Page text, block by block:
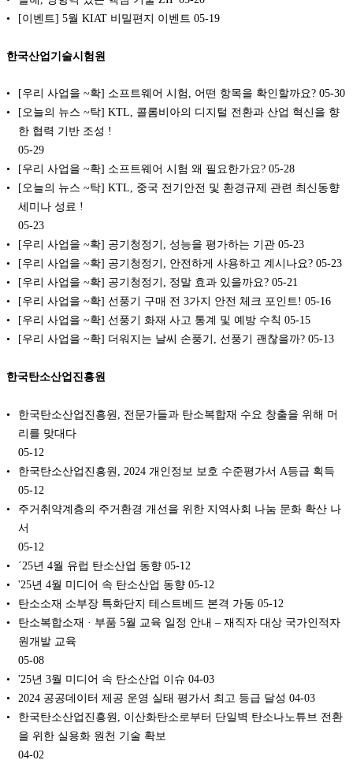
[이벤트] 5월 KIAT 비밀편지 이벤트 05-19
한국산업기술시험원
[우리 사업을 ~확] 소프트웨어 시험, 어떤 항목을 확인할까요? 05-30
[오늘의 뉴스 ~탁] KTL, 콜롬비아의 디지털 전환과 산업 혁신을 향
한 협력 기반 조성 !
05-29
[우리 사업을 ~확] 소프트웨어 시험 왜 필요한가요? 05-28
[오늘의 뉴스 ~탁] KTL, 중국 전기안전 및 환경규제 관련 최신동향
세미나 성료 !
05-23
[우리 사업을 ~확] 공기청정기, 성능을 평가하는 기관 05-23
[우리 사업을 ~확] 공기청정기, 안전하게 사용하고 계시나요? 05-23
[우리 사업을 ~확] 공기청정기, 정말 효과 있을까요? 05-21
[우리 사업을 ~확] 선풍기 구매 전 3가지 안전 체크 포인트! 05-16
[우리 사업을 ~확] 선풍기 화재 사고 통계 및 예방 수칙 05-15
[우리 사업을 ~확] 더워지는 날씨 손풍기, 선풍기 괜찮을까? 05-13
한국탄소산업진흥원
한국탄소산업진흥원, 전문가들과 탄소복합재 수요 창출을 위해 머
리를 맞대다
05-12
한국탄소산업진흥원, 2024 개인정보 보호 수준평가서 A등급 획득
05-12
주거취약계층의 주거환경 개선을 위한 지역사회 나눔 문화 확산 나
서
05-12
´25년 4월 유럽 탄소산업 동향 05-12
'25년 4월 미디어 속 탄소산업 동향 05-12
탄소소재 소부장 특화단지 테스트베드 본격 가동 05-12
탄소복합소재 · 부품 5월 교육 일정 안내 – 재직자 대상 국가인적자
원개발 교육
05-08
'25년 3월 미디어 속 탄소산업 이슈 04-03
2024 공공데이터 제공 운영 실태 평가서 최고 등급 달성 04-03
한국탄소산업진흥원, 이산화탄소로부터 단일벽 탄소나노튜브 전환
을 위한 실용화 원천 기술 확보
04-02